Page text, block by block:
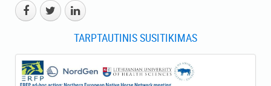
TARPTAUTINIS SUSITIKIMAS